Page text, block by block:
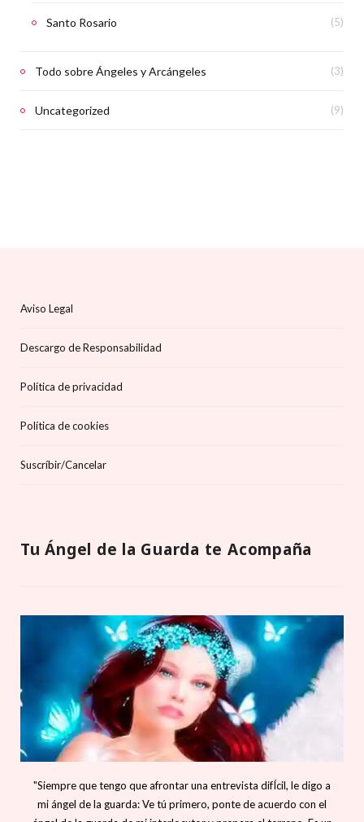
Santo Rosario (5)
Todo sobre Ángeles y Arcángeles (3)
Uncategorized (9)
Aviso Legal
Descargo de Responsabilidad
Política de privacidad
Política de cookies
Suscríbir/Cancelar
Tu Ángel de la Guarda te Acompaña
"Siempre que tengo que afrontar una entrevista difÍcil, le digo a
mi ángel de la guarda: Ve tú primero, ponte de acuerdo con el